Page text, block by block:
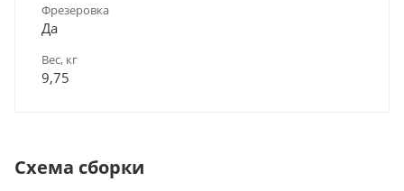
Фрезеровка
Да
Вес, кг
9,75
Схема сборки